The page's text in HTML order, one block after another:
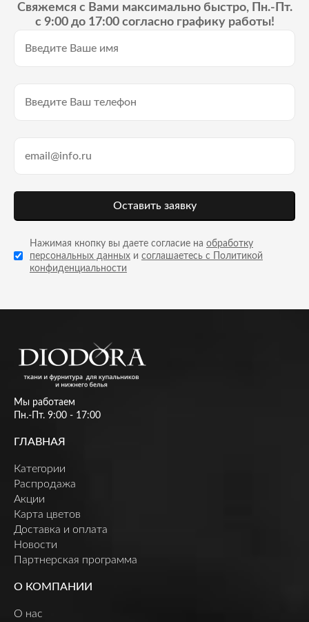
Свяжемся с Вами максимально быстро, Пн.-Пт.
с 9:00 до 17:00 согласно графику работы!
Оставить заявку
Нажимая кнопку вы даете согласие на обработку
персональных данных и соглашаетесь с Политикой
конфиденциальности
Мы работаем
Пн.-Пт. 9:00 - 17:00
ГЛАВНАЯ
Категории
Распродажа
Акции
Карта цветов
Доставка и оплата
Новости
Партнерская программа
О КОМПАНИИ
О нас